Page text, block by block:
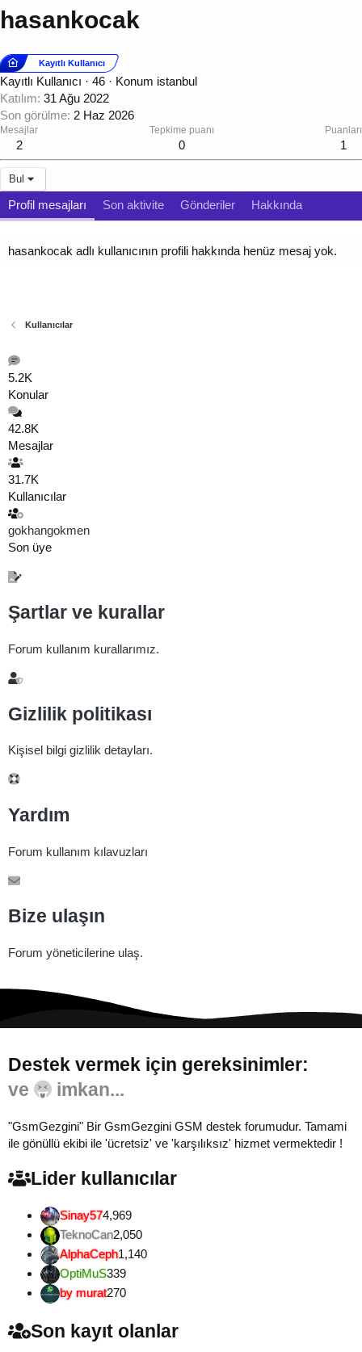
hasankocak
Kayıtlı Kullanıcı
Kayıtlı Kullanıcı · 46 · Konum istanbul
Katılım 31 Ağu 2022
Son görülme 2 Haz 2026
Mesajlar
2
Tepkime puanı
0
Puanları
1
Bul
Profil mesajları Son aktivite Gönderiler Hakkında
hasankocak adlı kullanıcının profili hakkında henüz mesaj yok.
Kullanıcılar
5.2K
Konular
42.8K
Mesajlar
31.7K
Kullanıcılar
gokhangokmen
Son üye
Şartlar ve kurallar
Forum kullanım kurallarımız.
Gizlilik politikası
Kişisel bilgi gizlilik detayları.
Yardım
Forum kullanım kılavuzları
Bize ulaşın
Forum yöneticilerine ulaş.
Destek vermek için gereksinimler:
Gönül...
"GsmGezgini" Bir GsmGezgini GSM destek forumudur. Tamami
ile gönüllü ekibi ile 'ücretsiz' ve 'karşılıksız' hizmet vermektedir !
Lider kullanıcılar
Sinay574,969
TeknoCan2,050
AlphaCeph1,140
OptiMuS339
by murat270
Son kayıt olanlar